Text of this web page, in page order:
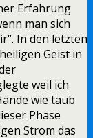
Erfahrung
man sich
In den letzten
Geist in
weil ich
wie taub
Phase
Strom das